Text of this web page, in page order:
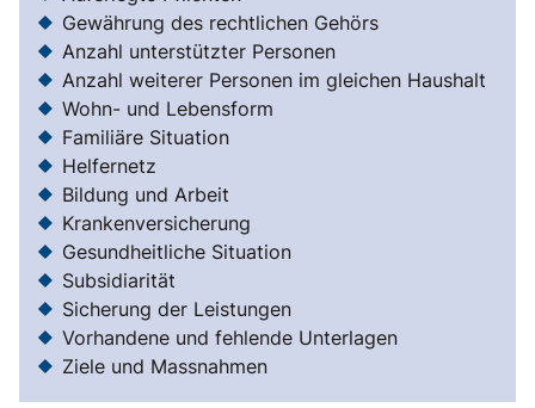
Gewährung des rechtlichen Gehörs
Anzahl unterstützter Personen
Anzahl weiterer Personen im gleichen Haushalt
Wohn- und Lebensform
Familiäre Situation
Helfernetz
Bildung und Arbeit
Krankenversicherung
Gesundheitliche Situation
Subsidiarität
Sicherung der Leistungen
Vorhandene und fehlende Unterlagen
Ziele und Massnahmen